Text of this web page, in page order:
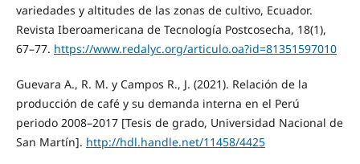
variedades y altitudes de las zonas de cultivo, Ecuador.
Revista Iberoamericana de Tecnología Postcosecha, 18(1),
67–77. https://www.redalyc.org/articulo.oa?id=81351597010
Guevara A., R. M. y Campos R., J. (2021). Relación de la
producción de café y su demanda interna en el Perú
periodo 2008–2017 [Tesis de grado, Universidad Nacional de
San Martín]. http://hdl.handle.net/11458/4425